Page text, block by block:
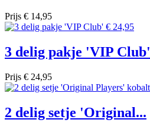
Prijs € 14,95
3 delig pakje 'VIP Club'
Prijs € 24,95
2 delig setje 'Original...